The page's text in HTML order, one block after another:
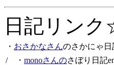
日記リン
・ おさかなさんのさかにゃ日
/ ・ monoさんのさぼり日記